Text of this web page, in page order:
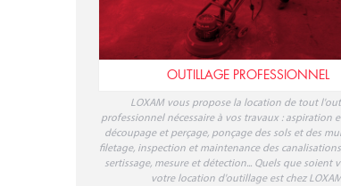
OUTILLAGE PROFESSIONNEL
LOXAM vous propose la location de tout
professionnel nécessaire à vos travaux : aspiration
découpage et perçage, ponçage des sols et des
filetage, inspection et maintenance des
sertissage, mesure et détection... Quels que soient
votre location d'outillage est chez